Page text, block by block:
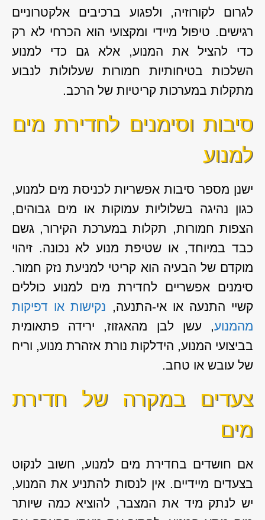
לגרום לקורוזיה, ולפגוע ברכיבים אלקטרוניים
רגישים. טיפול מיידי ומקצועי הוא הכרחי לא רק
כדי להציל את המנוע, אלא גם כדי למנוע
השלכות בטיחותיות חמורות שעלולות לנבוע
מתקלות במערכות קריטיות של הרכב.
סיבות וסימנים לחדירת מים
למנוע
ישנן מספר סיבות אפשריות לכניסת מים למנוע,
כגון נהיגה בשלוליות עמוקות או מים גבוהים,
הצפות חמורות, תקלות במערכת הקירור, גשם
כבד במיוחד, או שטיפת מנוע לא נכונה. זיהוי
מוקדם של הבעיה הוא קריטי למניעת נזק חמור.
סימנים אפשריים לחדירת מים למנוע כוללים
קשיי התנעה או אי-התנעה, נקישות או דפיקות
מהמנוע, עשן לבן מהאגזוז, ירידה פתאומית
בביצועי המנוע, הידלקות נורת אזהרת מנוע, וריח
של עובש או טחב.
צעדים במקרה של חדירת
מים
אם חושדים בחדירת מים למנוע, חשוב לנקוט
בצעדים מיידיים. אין לנסות להתניע את המנוע,
יש לנתק מיד את המצבר, להוציא כמה שיותר